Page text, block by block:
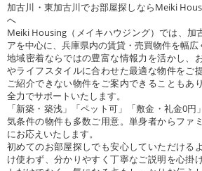
加古川・東加古川でお部屋探しならMeiki
へ
Meiki Housing（メイキハウジング）では、加
アを中心に、兵庫県内の賃貸・売買物件を幅広
地域密着ならではの豊富な情報力を活かし、
やライフスタイルに合わせた最適な物件をご
ご紹介できない物件をご案内できることもあ
全力でサポートいたします。
「新築・築浅」「ペット可」「敷金・礼金0
気条件の物件も多数ご用意。単身者からファ
にお応えいたします。
初めてのお部屋探しでも安心していただける
け使わず、分かりやすく丁寧なご説明を心掛